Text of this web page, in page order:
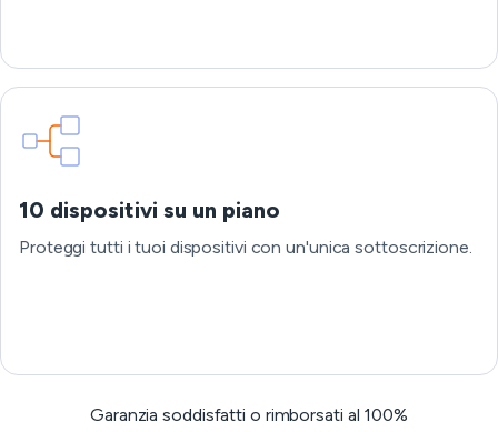
10 dispositivi su un piano
Proteggi tutti i tuoi dispositivi con un'unica sottoscrizione.
Garanzia soddisfatti o rimborsati al 100%